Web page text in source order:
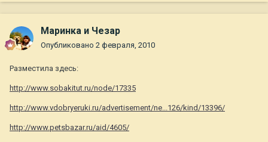
Маринка и Чезар
Опубликовано 2 февраля, 2010
Разместила здесь:
http://www.sobakitut.ru/node/17335
http://www.vdobryeruki.ru/advertisement/ne...126/kind/13396/
http://www.petsbazar.ru/aid/4605/